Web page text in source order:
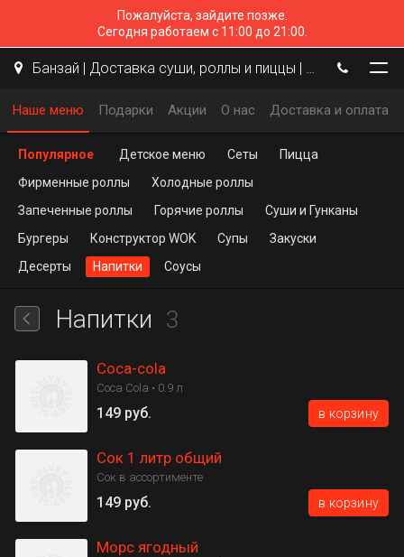
Пожалуйста, зайдите позже.
Сегодня работаем с 11:00 до 21:00.
Банзай | Доставка суши, роллы и пиццы | Троицк
Наше меню Подарки Акции О нас Доставка и оплата
Популярное Детское меню Сеты
Пицца
Фирменные роллы
Холодные роллы
Запеченные роллы
Горячие роллы
Суши и Гунканы
Бургеры
Конструктор WOK Супы
Закуски
Десерты
Напитки Соусы
Напитки 3
Coca-cola
Coca Cola • 0.9 л
149 руб. в корзину
Сок 1 литр общий
Сок в ассортименте
149 руб. в корзину
Морс ягодный